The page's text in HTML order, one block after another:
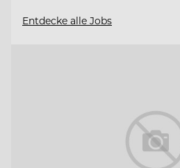
Entdecke alle Jobs